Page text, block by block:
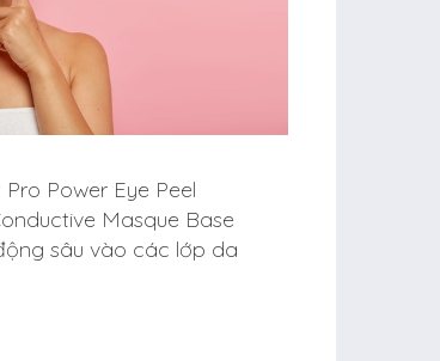
Power Eye Peel
Masque Base
sâu vào các lớp da